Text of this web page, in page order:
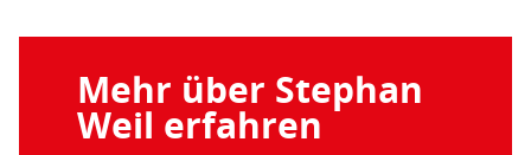
Mehr über Stephan
Weil erfahren